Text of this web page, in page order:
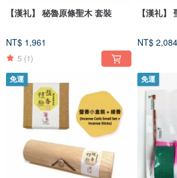
【漢礼】 秘魯原條聖木 套裝
NT$ 1,961
5 (1)
【漢礼】
NT$ 2,084
免運 免運